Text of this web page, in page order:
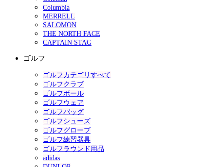
Columbia
MERRELL
SALOMON
THE NORTH FACE
CAPTAIN STAG
ゴルフ
ゴルフカテゴリすべて
ゴルフクラブ
ゴルフボール
ゴルフウェア
ゴルフバッグ
ゴルフシューズ
ゴルフグローブ
ゴルフ練習器具
ゴルフラウンド用品
adidas